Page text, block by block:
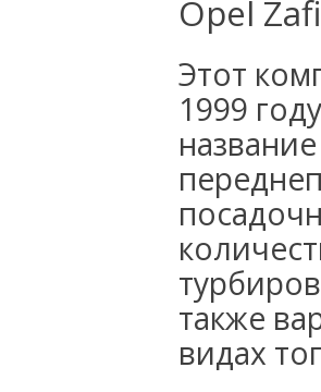
Opel
Этот
1999
также
видах